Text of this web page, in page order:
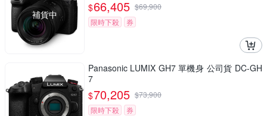
補貨中
$66,405 $69,900
限時下殺
券
Panasonic LUMIX GH7 單機身 公司貨 DC-GH
7
$70,205 $73,900
限時下殺
券